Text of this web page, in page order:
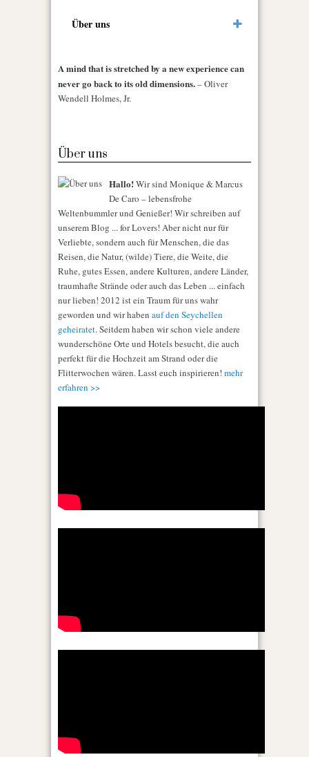
Über uns
A mind that is stretched by a new experience can
never go back to its old dimensions.– Oliver
Wendell Holmes, Jr.
Über uns
Hallo!Wir sind Monique & Marcus
De Caro – lebensfrohe
Weltenbummler und Genießer! Wir schreiben auf
unserem Blog ... for Lovers! Aber nicht nur für
Verliebte, sondern auch für Menschen, die das
Reisen, die Natur, (wilde) Tiere, die Weite, die
Ruhe, gutes Essen, andere Kulturen, andere Länder,
traumhafte Strände oder auch das Leben ... einfach
nur lieben! 2012 ist ein Traum für uns wahr
geworden und wir haben auf den Seychellen
geheiratet. Seitdem haben wir schon viele andere
wunderschöne Orte und Hotels besucht, die auch
perfekt für die Hochzeit am Strand oder die
Flitterwochen wären. Lasst euch inspirieren! mehr
erfahren >>